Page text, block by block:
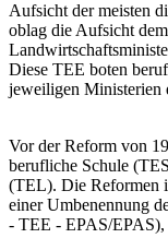
Aufsicht der meisten
oblag die Aufsicht
Diese TEE boten
jeweiligen Ministerien
Vor der Reform von
berufliche Schule
(TEL). Die Reformen
einer Umbenennung
- TEE - EPAS/EPAS),